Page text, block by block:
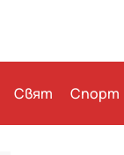
Свят Спорт